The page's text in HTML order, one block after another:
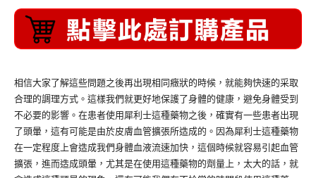
相信大家了解這些問題之後再出現相同癥狀的時候，就能夠快速的采取
合理的調理方式。這樣我們就更好地保護了身體的健康，避免身體受到
不必要的影響。在患者使用犀利士這種藥物之後，確實有一些患者出現
了頭暈，這有可能是由於皮膚血管擴張所造成的。因為犀利士這種藥物
在一定程度上會造成我們身體血液流速加快，這個時候就容易引起血管
擴張，進而造成頭暈，尤其是在使用這種藥物的劑量上，太大的話，就